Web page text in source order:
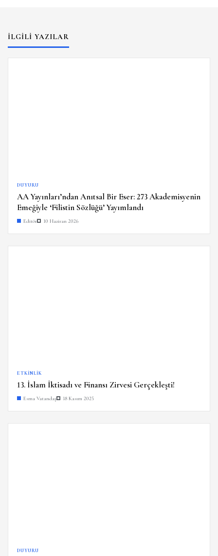
İLGILI YAZILAR
DUYURU
AA Yayınları’ndan Anıtsal Bir Eser: 273 Akademisyenin
Emeğiyle ‘Filistin Sözlüğü’ Yayımlandı
Editör 10 Haziran 2026
ETKINLIK
13. İslam İktisadı ve Finansı Zirvesi Gerçekleşti!
Esma Vatandaş 18 Kasım 2025
DUYURU